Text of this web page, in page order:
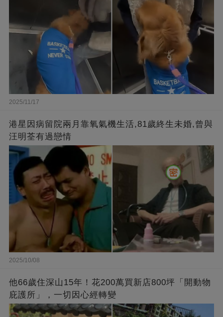
2025/11/17
港星因病留院兩月靠氧氣機生活,81歲終生未婚,曾與
汪明荃有過戀情
2025/10/08
他66歲住深山15年！花200萬買新店800坪「開動物
庇護所」，一切因心經轉變